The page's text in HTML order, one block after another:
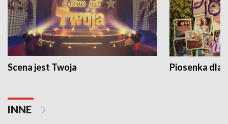
Scena jest Twoja Piosenka dla
INNE